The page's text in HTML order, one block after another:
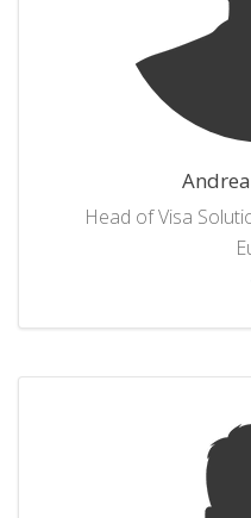
Head of Visa